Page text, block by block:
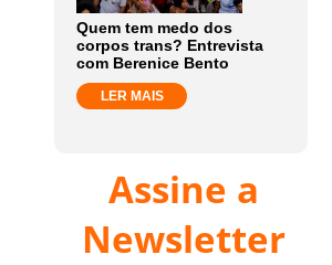
Quem tem medo dos
corpos trans? Entrevista
com Berenice Bento
LER MAIS
Assine a
Newsletter